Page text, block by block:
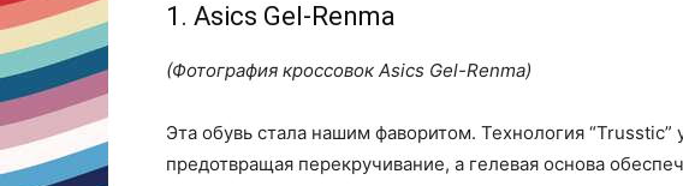
1. Asics Gel-Renma
(Фотография кроссовок Asics Gel-Renma)
Эта обувь стала нашим фаворитом. Технология
предотвращая перекручивание, а гелевая основа